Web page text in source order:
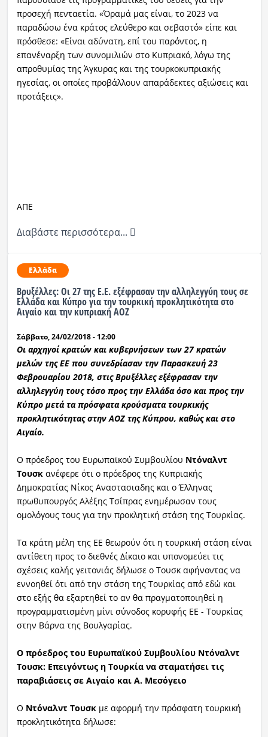
προσεχή πενταετία. «Όραμά μας είναι, το 2023 να
παραδώσω ένα κράτος ελεύθερο και σεβαστό» είπε και
πρόσθεσε: «Είναι αδύνατη, επί του παρόντος, η
επανέναρξη των συνομιλιών στο Κυπριακό, λόγω της
απροθυμίας της Άγκυρας και της τουρκοκυπριακής
ηγεσίας, οι οποίες προβάλλουν απαράδεκτες αξιώσεις και
προτάξεις».
ΑΠΕ
Διαβάστε περισσότερα...
Ελλάδα
Βρυξέλλες: Οι 27 της Ε.Ε. εξέφρασαν την αλληλεγγύη τους σε
Ελλάδα και Κύπρο για την τουρκική προκλητικότητα στο
Αιγαίο και την κυπριακή ΑΟΖ
Σάββατο, 24/02/2018 - 12:00
Οι αρχηγοί κρατών και κυβερνήσεων των 27 κρατών
μελών της ΕΕ που συνεδρίασαν την Παρασκευή 23
Φεβρουαρίου 2018, στις Βρυξέλλες εξέφρασαν την
αλληλεγγύη τους τόσο προς την Ελλάδα όσο και προς την
Κύπρο μετά τα πρόσφατα κρούσματα τουρκικής
προκλητικότητας στην ΑΟΖ της Κύπρου, καθώς και στο
Αιγαίο.
Ο πρόεδρος του Ευρωπαϊκού Συμβουλίου Ντόναλντ
Τουσκανέφερε ότι ο πρόεδρος της Κυπριακής
Δημοκρατίας Νίκος Αναστασιαδης και ο Έλληνας
πρωθυπουργός Αλέξης Τσίπρας ενημέρωσαν τους
ομολόγους τους για την προκλητική στάση της Τουρκίας.
Τα κράτη μέλη της ΕΕ θεωρούν ότι η τουρκική στάση είναι
αντίθετη προς το διεθνές Δίκαιο και υπονομεύει τις
σχέσεις καλής γειτονιάς δήλωσε ο Τουσκ αφήνοντας να
εννοηθεί ότι από την στάση της Τουρκίας από εδώ και
στο εξής θα εξαρτηθεί το αν θα πραγματοποιηθεί η
προγραμματισμένη μίνι σύνοδος κορυφής ΕΕ - Τουρκίας
στην Βάρνα της Βουλγαρίας.
O πρόεδρος του Ευρωπαϊκού Συμβουλίου Ντόναλντ
Τουσκ: Επειγόντως η Τουρκία να σταματήσει τις
παραβιάσεις σε Αιγαίο και Α. Μεσόγειο
Ο Ντόναλντ Τουσκ με αφορμή την πρόσφατη τουρκική
προκλητικότητα δήλωσε: